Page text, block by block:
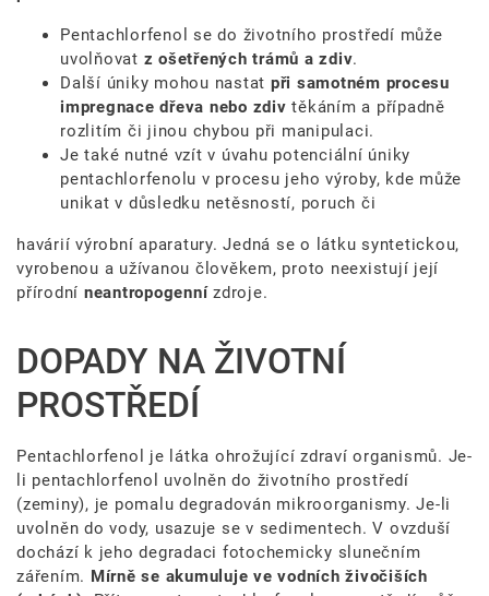
Pentachlorfenol se do životního prostředí může
uvolňovat z ošetřených trámů a zdiv.
Další úniky mohou nastat při samotném procesu
impregnace dřeva nebo zdiv těkáním a případně
rozlitím či jinou chybou při manipulaci.
Je také nutné vzít v úvahu potenciální úniky
pentachlorfenolu v procesu jeho výroby, kde může
unikat v důsledku netěsností, poruch či
havárií výrobní aparatury. Jedná se o látku syntetickou,
vyrobenou a užívanou člověkem, proto neexistují její
přírodní neantropogennízdroje.
DOPADY NA ŽIVOTNÍ
PROSTŘEDÍ
Pentachlorfenol je látka ohrožující zdraví organismů. Je-
li pentachlorfenol uvolněn do životního prostředí
(zeminy), je pomalu degradován mikroorganismy. Je-li
uvolněn do vody, usazuje se v sedimentech. V ovzduší
dochází k jeho degradaci fotochemicky slunečním
zářením. Mírně se akumuluje ve vodních živočiších